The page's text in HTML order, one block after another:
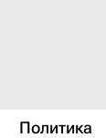
Политика